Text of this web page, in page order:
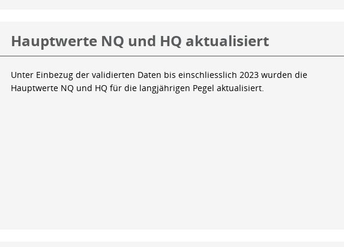
Hauptwerte NQ und HQ aktualisiert
Unter Einbezug der validierten Daten bis einschliesslich 2023 wurden die
Hauptwerte NQ und HQ für die langjährigen Pegel aktualisiert.